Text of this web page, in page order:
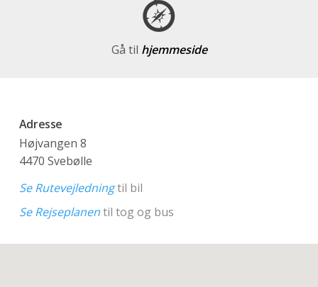
Gå til hjemmeside
Adresse
Højvangen 8
4470 Svebølle
Se Rutevejledningtil bil
Se Rejseplanentil tog og bus